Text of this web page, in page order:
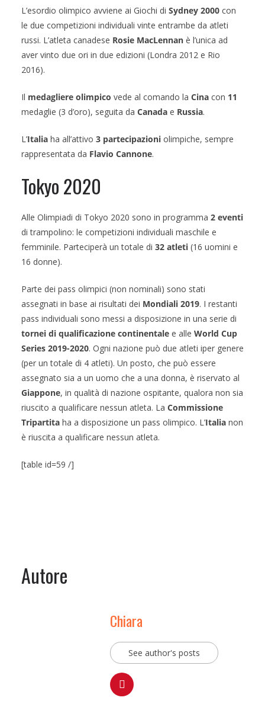
L’esordio olimpico avviene ai Giochi di Sydney 2000 con
le due competizioni individuali vinte entrambe da atleti
russi. L’atleta canadese Rosie MacLennan è l’unica ad
aver vinto due ori in due edizioni (Londra 2012 e Rio
2016).
Il medagliere olimpico vede al comando la Cina con 11
medaglie (3 d’oro), seguita da Canada e Russia.
L’Italia ha all’attivo 3 partecipazioni olimpiche, sempre
rappresentata da Flavio Cannone.
Tokyo 2020
Alle Olimpiadi di Tokyo 2020 sono in programma 2 eventi
di trampolino: le competizioni individuali maschile e
femminile. Parteciperà un totale di 32 atleti (16 uomini e
16 donne).
Parte dei pass olimpici (non nominali) sono stati
assegnati in base ai risultati dei Mondiali 2019. I restanti
pass individuali sono messi a disposizione in una serie di
tornei di qualificazione continentale e alle World Cup
Series 2019-2020. Ogni nazione può due atleti iper genere
(per un totale di 4 atleti). Un posto, che può essere
assegnato sia a un uomo che a una donna, è riservato al
Giappone, in qualità di nazione ospitante, qualora non sia
riuscito a qualificare nessun atleta. La Commissione
Tripartita ha a disposizione un pass olimpico. L’Italia non
è riuscita a qualificare nessun atleta.
[table id=59 /]
Autore
Chiara
See author's posts